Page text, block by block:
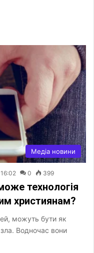
Медіа новини
0 399
технологія
християнам?
можуть бути як
Водночас вони